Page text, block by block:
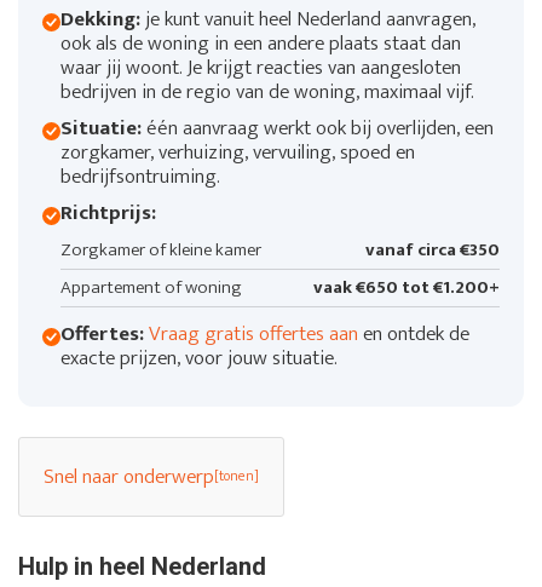
Dekking:je kunt vanuit heel Nederland aanvragen,
ook als de woning in een andere plaats staat dan
waar jij woont. Je krijgt reacties van aangesloten
bedrijven in de regio van de woning, maximaal vijf.
Situatie:één aanvraag werkt ook bij overlijden, een
zorgkamer, verhuizing, vervuiling, spoed en
bedrijfsontruiming.
Richtprijs:
Zorgkamer of kleine kamer
vanaf circa €350
Appartement of woning
vaak €650 tot €1.200+
Offertes:Vraag gratis offertes aanen ontdek de
exacte prijzen, voor jouw situatie.
Snel naar onderwerp
Hulp in heel Nederland